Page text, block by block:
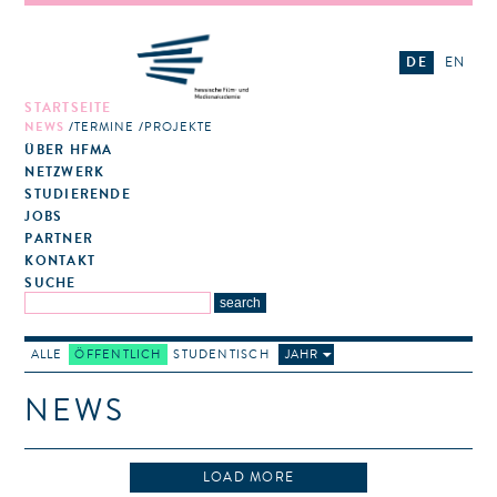
STARTSEITE
NEWS TERMINE PROJEKTE
ÜBER HFMA
NETZWERK
STUDIERENDE
JOBS
PARTNER
KONTAKT
SUCHE
DE EN
ALLE ÖFFENTLICH STUDENTISCH JAHR
NEWS
LOAD MORE